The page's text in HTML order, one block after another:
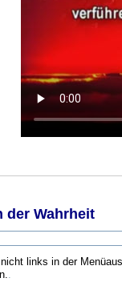
der Wahrheit
links in der
.